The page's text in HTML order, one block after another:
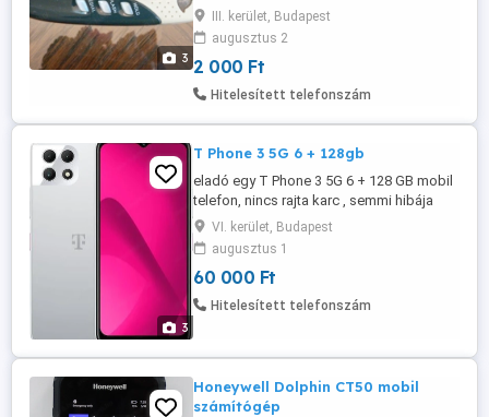
3
szerelésre hozzáértőnek hálozatra kötve
a nyomogombok világítanak de nem ad
vonalat egy másik kézibeszélőnél is
ugyan az egy jó telefonnál meg csere
esetén a kézibeszélő ugyan ugy nem jó
vagy előre ...
III. kerület, Budapest
augusztus 2
2 000 Ft
Hitelesített telefonszám
3
T Phone 3 5G 6 + 128gb
eladó egy T Phone 3 5G 6 + 128 GB mobil
telefon, nincs rajta karc , semmi hibája
nincs, meg van a doboza, adók hozzá egy
töltő kábelt szép képet csinál, kártya
független irányár 60 000ft de alakú képes
érdeklődni lehet Zoltán krivos
Messengeren
VI. kerület, Budapest
augusztus 1
60 000 Ft
Hitelesített telefonszám
Honeywell Dolphin CT50 mobil
számítógép